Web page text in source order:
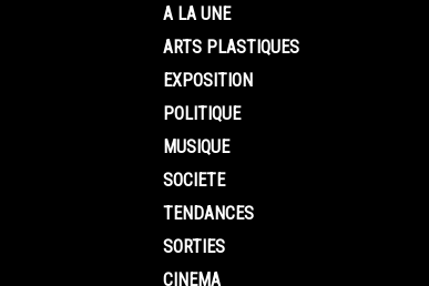
A LA UNE
ARTS PLASTIQUES
EXPOSITION
POLITIQUE
MUSIQUE
SOCIETE
TENDANCES
SORTIES
CINEMA